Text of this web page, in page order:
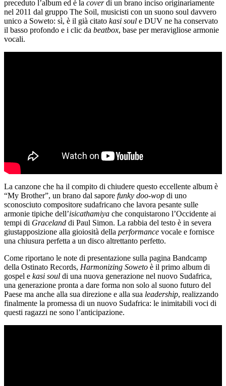
preceduto l’album ed è la coverdi un brano inciso originariamente
nel 2011 dal gruppo The Soil, musicisti con un suono soul davvero
unico a Soweto: sì, è il già citato kasi soul e DUV ne ha conservato
il basso profondo e i clic da beatbox, base per meravigliose armonie
vocali.
La canzone che ha il compito di chiudere questo eccellente album è
“My Brother”, un brano dal sapore funky doo-wop di uno
sconosciuto compositore sudafricano che lavora pesante sulle
armonie tipiche dell’isicathamiya che conquistarono l’Occidente ai
tempi di Graceland di Paul Simon. La rabbia del testo è in severa
giustapposizione alla gioiosità della performance vocale e fornisce
una chiusura perfetta a un disco altrettanto perfetto.
Come riportano le note di presentazione sulla pagina Bandcamp
della Ostinato Records, Harmonizing Soweto è il primo album di
gospel e kasi soul di una nuova generazione nel nuovo Sudafrica,
una generazione pronta a dare forma non solo al suono futuro del
Paese ma anche alla sua direzione e alla sua leadership, realizzando
finalmente la promessa di un nuovo Sudafrica: le inimitabili voci di
questi ragazzi ne sono l’anticipazione.